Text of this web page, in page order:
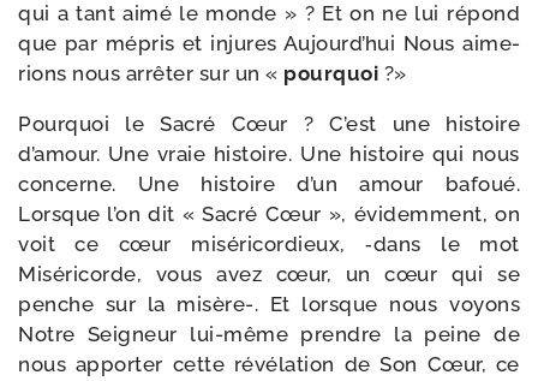
qui a tant aimé le monde » ? Et on ne lui répond
que par mépris et injures Aujourd’hui Nous aime­
rions nous arrê­ter sur un « pour­quoi ?»
Pourquoi le Sacré Cœur ? C’est une his­toire
d’amour. Une vraie his­toire. Une his­toire qui nous
concerne. Une his­toire d’un amour bafoué.
Lorsque l’on dit « Sacré Cœur », évi­dem­ment, on
voit ce cœur misé­ri­cor­dieux, ‑dans le mot
Miséricorde, vous avez cœur, un cœur qui se
penche sur la misère-. Et lorsque nous voyons
Notre Seigneur lui-​même prendre la peine de
nous appor­ter cette révé­la­tion de Son Cœur, ce